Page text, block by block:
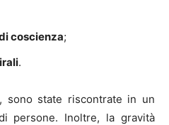
coscienza;
.
sono state riscontrate in un
persone. Inoltre, la gravità